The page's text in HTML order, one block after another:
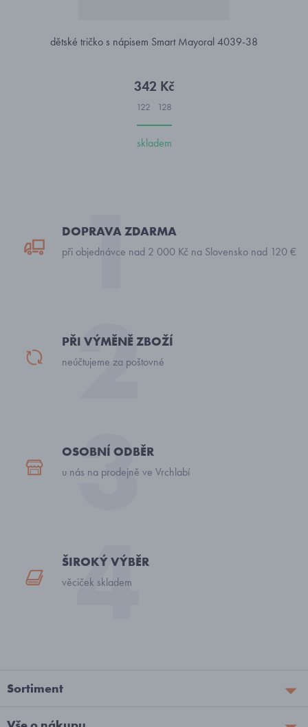
dětské tričko s nápisem Smart Mayoral 4039-38
342 Kč
122 128
skladem
DOPRAVA ZDARMA
při objednávce nad 2 000 Kč na Slovensko nad 120 €
PŘI VÝMĚNĚ ZBOŽÍ
neúčtujeme za poštovné
OSOBNÍ ODBĚR
u nás na prodejně ve Vrchlabí
ŠIROKÝ VÝBĚR
věciček skladem
Sortiment